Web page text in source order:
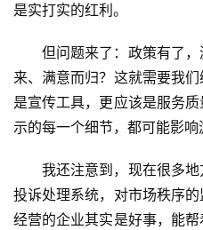
是实打实的红利。
但问题来了：政策有了
来、满意而归？这就需要我
是宣传工具，更应该是服务
示的每一个细节，都可能影响
我还注意到，现在很多
投诉处理系统，对市场秩序
经营的企业其实是好事，能帮